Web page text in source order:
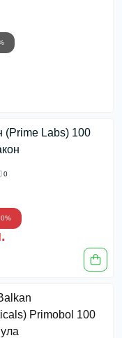
(Prime Labs) 100
0
Primobol 100